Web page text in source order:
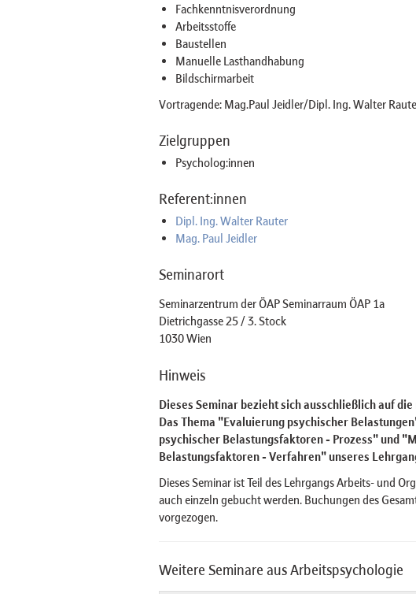
Fachkenntnisverordnung
Arbeitsstoffe
Baustellen
Manuelle Lasthandhabung
Bildschirmarbeit
Vortragende: Mag.Paul Jeidler/Dipl. Ing. Walter
Zielgruppen
Psycholog:innen
Referent:innen
Dipl. Ing. Walter Rauter
Mag. Paul Jeidler
Seminarort
Seminarzentrum der ÖAP Seminarraum ÖAP 1a
Dietrichgasse 25 / 3. Stock
1030 Wien
Hinweis
Dieses Seminar bezieht sich ausschließlich auf
Das Thema "Evaluierung psychischer
psychischer Belastungsfaktoren - Prozess" und
Belastungsfaktoren - Verfahren" unseres
Dieses Seminar ist Teil des Lehrgangs Arbeits- und
auch einzeln gebucht werden. Buchungen des
vorgezogen.
Weitere Seminare aus Arbeitspsychologie